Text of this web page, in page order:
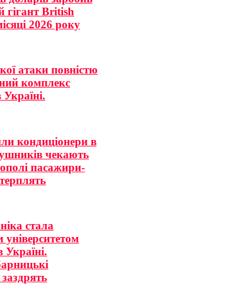
гігант British
2026 року
атаки повністю
комплекс
кондиціонери в
чекають
пасажири-
стала
Україні.